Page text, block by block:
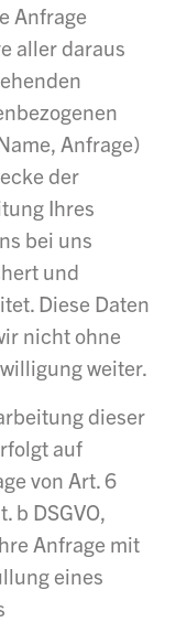
Anfrage
aller daraus
Anfrage)
der
Ihres
bei uns
und
Diese Daten
nicht ohne
weiter.
dieser
auf
von Art. 6
b DSGVO,
Anfrage mit
eines